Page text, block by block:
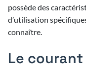
2026
2026
possède des
d’utilisation
connaître.
Le